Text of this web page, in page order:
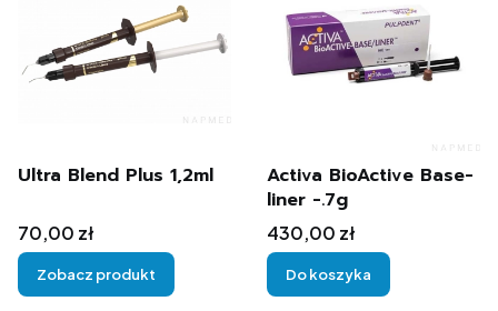
Ultra Blend Plus 1,2ml
Cena
70,00 zł
Zobacz produkt
Activa BioActive Base-
liner -.7g
Cena
430,00 zł
Do koszyka